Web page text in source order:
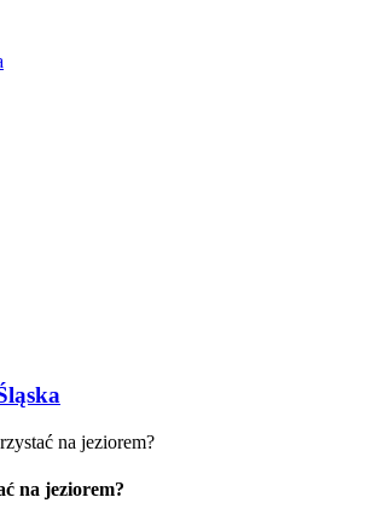
na jeziorem?
na jeziorem?